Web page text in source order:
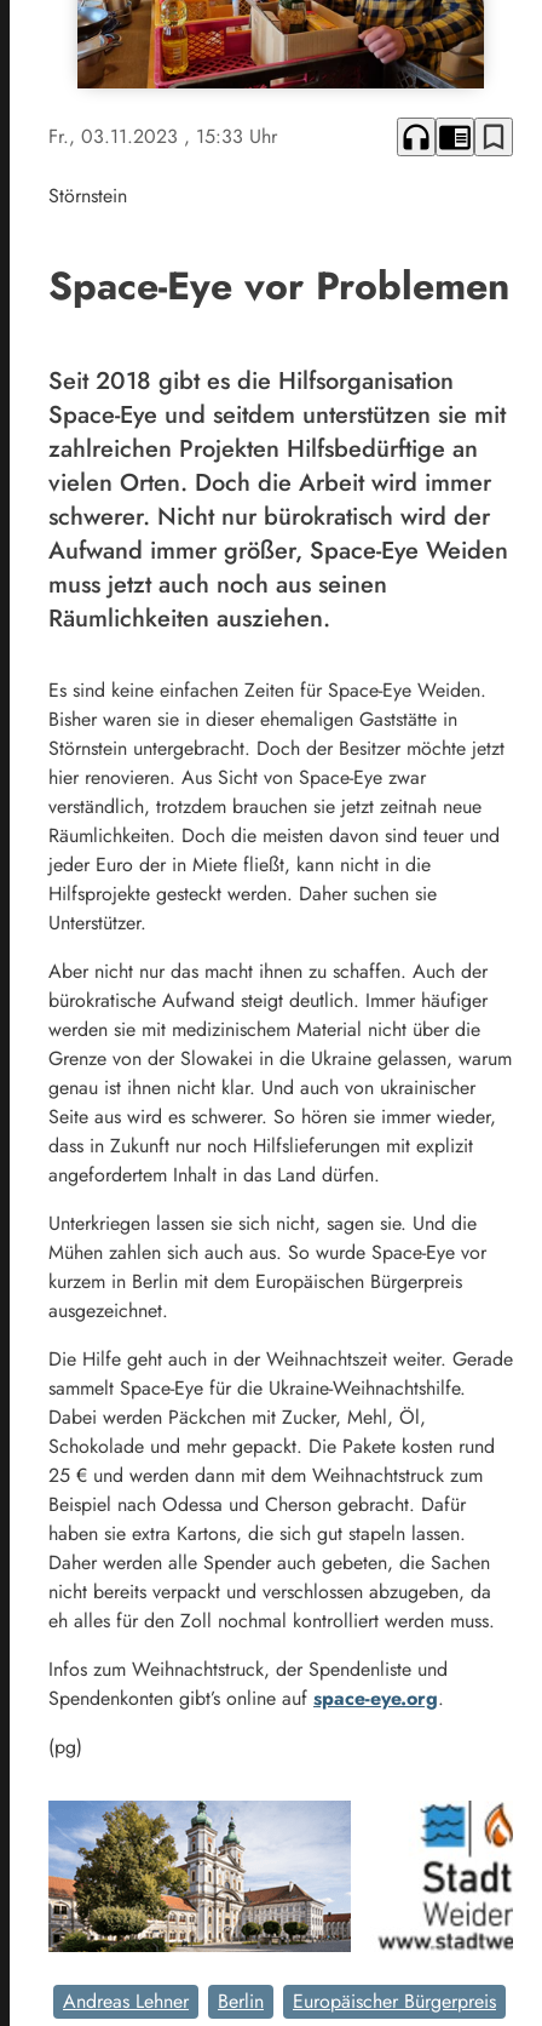
Fr., 03.11.2023 , 15:33 Uhr headphones chrome_reader_mode bookmark_border
Störnstein
Space-Eye vor Problemen
Seit 2018 gibt es die Hilfsorganisation
Space-Eye und seitdem unterstützen sie mit
zahlreichen Projekten Hilfsbedürftige an
vielen Orten. Doch die Arbeit wird immer
schwerer. Nicht nur bürokratisch wird der
Aufwand immer größer, Space-Eye Weiden
muss jetzt auch noch aus seinen
Räumlichkeiten ausziehen.
Es sind keine einfachen Zeiten für Space-Eye Weiden.
Bisher waren sie in dieser ehemaligen Gaststätte in
Störnstein untergebracht. Doch der Besitzer möchte jetzt
hier renovieren. Aus Sicht von Space-Eye zwar
verständlich, trotzdem brauchen sie jetzt zeitnah neue
Räumlichkeiten. Doch die meisten davon sind teuer und
jeder Euro der in Miete fließt, kann nicht in die
Hilfsprojekte gesteckt werden. Daher suchen sie
Unterstützer.
Aber nicht nur das macht ihnen zu schaffen. Auch der
bürokratische Aufwand steigt deutlich. Immer häufiger
werden sie mit medizinischem Material nicht über die
Grenze von der Slowakei in die Ukraine gelassen, warum
genau ist ihnen nicht klar. Und auch von ukrainischer
Seite aus wird es schwerer. So hören sie immer wieder,
dass in Zukunft nur noch Hilfslieferungen mit explizit
angefordertem Inhalt in das Land dürfen.
Unterkriegen lassen sie sich nicht, sagen sie. Und die
Mühen zahlen sich auch aus. So wurde Space-Eye vor
kurzem in Berlin mit dem Europäischen Bürgerpreis
ausgezeichnet.
Die Hilfe geht auch in der Weihnachtszeit weiter. Gerade
sammelt Space-Eye für die Ukraine-Weihnachtshilfe.
Dabei werden Päckchen mit Zucker, Mehl, Öl,
Schokolade und mehr gepackt. Die Pakete kosten rund
25 € und werden dann mit dem Weihnachtstruck zum
Beispiel nach Odessa und Cherson gebracht. Dafür
haben sie extra Kartons, die sich gut stapeln lassen.
Daher werden alle Spender auch gebeten, die Sachen
nicht bereits verpackt und verschlossen abzugeben, da
eh alles für den Zoll nochmal kontrolliert werden muss.
Infos zum Weihnachtstruck, der Spendenliste und
Spendenkonten gibt’s online auf space-eye.org.
(pg)
Andreas Lehner Berlin
Europäischer Bürgerpreis